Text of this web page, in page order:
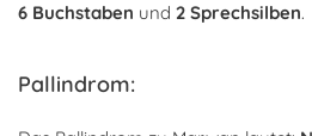
6 Buchstaben und 2 Sprechsilben.
Pallindrom: